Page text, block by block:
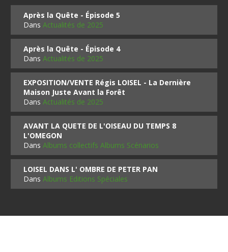
Après la Quête - Épisode 5
DansActualités de 2025
Après la Quête - Épisode 4
DansActualités de 2025
EXPOSITION/VENTE Régis LOISEL - La Dernière
Maison Juste Avant la Forêt
DansActualités de 2025
AVANT LA QUETE DE L'OISEAU DU TEMPS 8
L'OMEGON
DansAlbums collectifs Albums Scénarios
LOISEL DANS L' OMBRE DE PETER PAN
DansAlbums Editions Spéciales